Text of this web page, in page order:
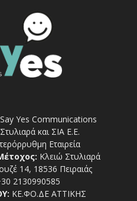
Say Yes Communications
και ΣΙΑ Ε.Ε.
Εταιρεία
Κλειώ Στυλιαρά
14, 18536 Πειραιάς
2130990585
ΚΕ.ΦΟ.ΔΕ ΑΤΤΙΚΗΣ